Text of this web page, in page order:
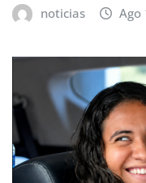
noticias Ago